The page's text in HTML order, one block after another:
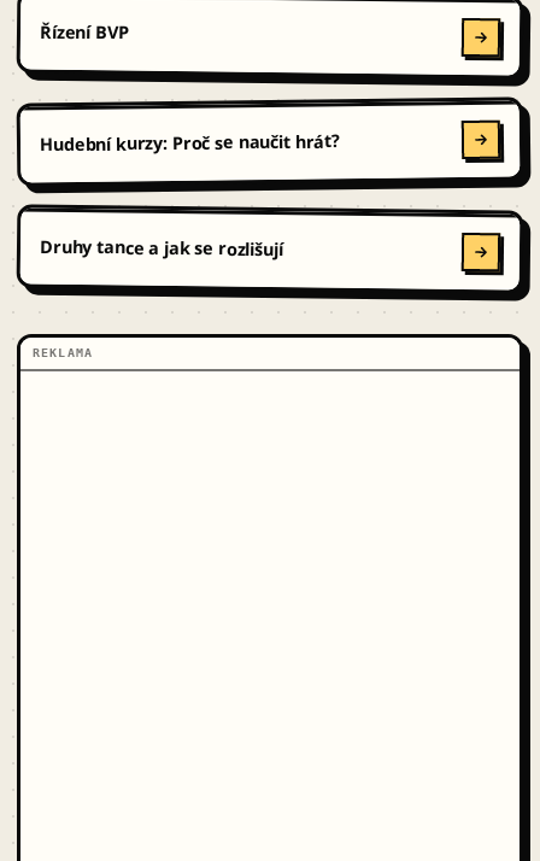
Řízení BVP
Hudební kurzy: Proč se naučit hrát?
Druhy tance a jak se rozlišují
REKLAMA